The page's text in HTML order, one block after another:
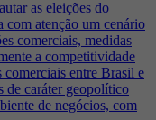
as eleições do
atenção um cenário
comerciais, medidas
a competitividade
entre Brasil e
de caráter geopolítico
de negócios, com